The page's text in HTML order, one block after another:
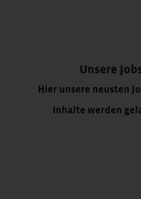
Unsere
Hier unsere neusten
Inhalte werden